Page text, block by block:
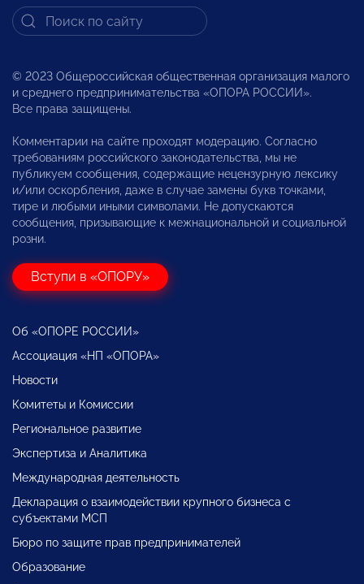
© 2023 Общероссийская общественная организация малого
и среднего предпринимательства «ОПОРА РОССИИ».
Все права защищены.
Комментарии на сайте проходят модерацию. Согласно
требованиям российского законодательства, мы не
публикуем сообщения, содержащие нецензурную лексику
и/или оскорбления, даже в случае замены букв точками,
тире и любыми иными символами. Не допускаются
сообщения, призывающие к межнациональной и социальной
розни.
Вступи в «ОПОРУ»
Об «ОПОРЕ РОССИИ»
Ассоциация «НП «ОПОРА»
Новости
Комитеты и Комиссии
Региональное развитие
Экспертиза и Аналитика
Международная деятельность
Декларация о взаимодействии крупного бизнеса с
субъектами МСП
Бюро по защите прав предпринимателей
Образование